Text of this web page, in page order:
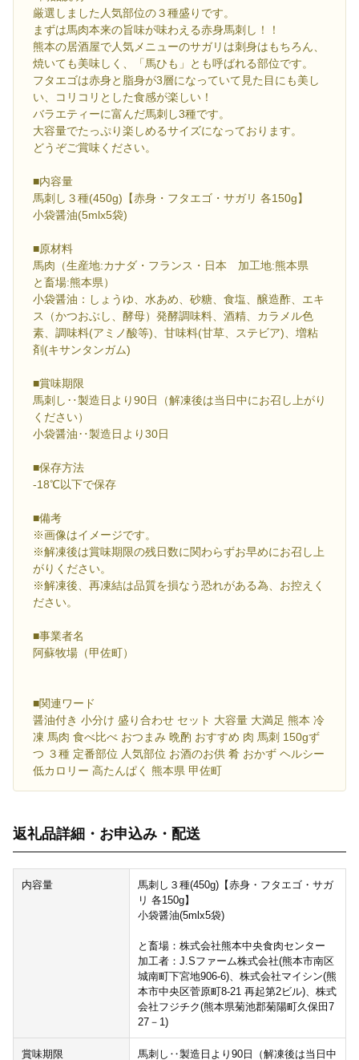
厳選しました人気部位の３種盛りです。
まずは馬肉本来の旨味が味わえる赤身馬刺し！！
熊本の居酒屋で人気メニューのサガリは刺身はもちろん、
焼いても美味しく、「馬ひも」とも呼ばれる部位です。
フタエゴは赤身と脂身が3層になっていて見た目にも美し
い、コリコリとした食感が楽しい！
バラエティーに富んだ馬刺し3種です。
大容量でたっぷり楽しめるサイズになっております。
どうぞご賞味ください。
■内容量
馬刺し３種(450g)【赤身・フタエゴ・サガリ 各150g】
小袋醤油(5mlx5袋)
■原材料
馬肉（生産地:カナダ・フランス・日本 加工地:熊本県
と畜場:熊本県）
小袋醤油：しょうゆ、水あめ、砂糖、食塩、醸造酢、エキ
ス（かつおぶし、酵母）発酵調味料、酒精、カラメル色
素、調味料(アミノ酸等)、甘味料(甘草、ステビア)、増粘
剤(キサンタンガム)
■賞味期限
馬刺し‥製造日より90日（解凍後は当日中にお召し上がり
ください）
小袋醤油‥製造日より30日
■保存方法
-18℃以下で保存
■備考
※画像はイメージです。
※解凍後は賞味期限の残日数に関わらずお早めにお召し上
がりください。
※解凍後、再凍結は品質を損なう恐れがある為、お控えく
ださい。
■事業者名
阿蘇牧場（甲佐町）
■関連ワード
醤油付き 小分け 盛り合わせ セット 大容量 大満足 熊本 冷
凍 馬肉 食べ比べ おつまみ 晩酌 おすすめ 肉 馬刺 150gず
つ ３種 定番部位 人気部位 お酒のお供 肴 おかず ヘルシー
低カロリー 高たんぱく 熊本県 甲佐町
返礼品詳細・お申込み・配送
内容量
馬刺し３種(450g)【赤身・フタエゴ・サガ
リ 各150g】
小袋醤油(5mlx5袋)
と畜場：株式会社熊本中央食肉センター
加工者：J.Sファーム株式会社(熊本市南区
城南町下宮地906-6)、株式会社マイシン(熊
本市中央区菅原町8-21 再起第2ビル)、株式
会社フジチク(熊本県菊池郡菊陽町久保田7
27－1)
賞味期限 馬刺し‥製造日より90日（解凍後は当日中